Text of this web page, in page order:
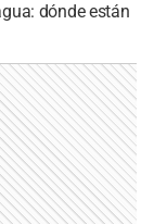
dónde están